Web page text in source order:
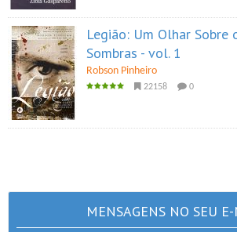
Legião: Um Olhar Sobre
Sombras - vol. 1
Robson Pinheiro
22158 0
MENSAGENS NO SEU